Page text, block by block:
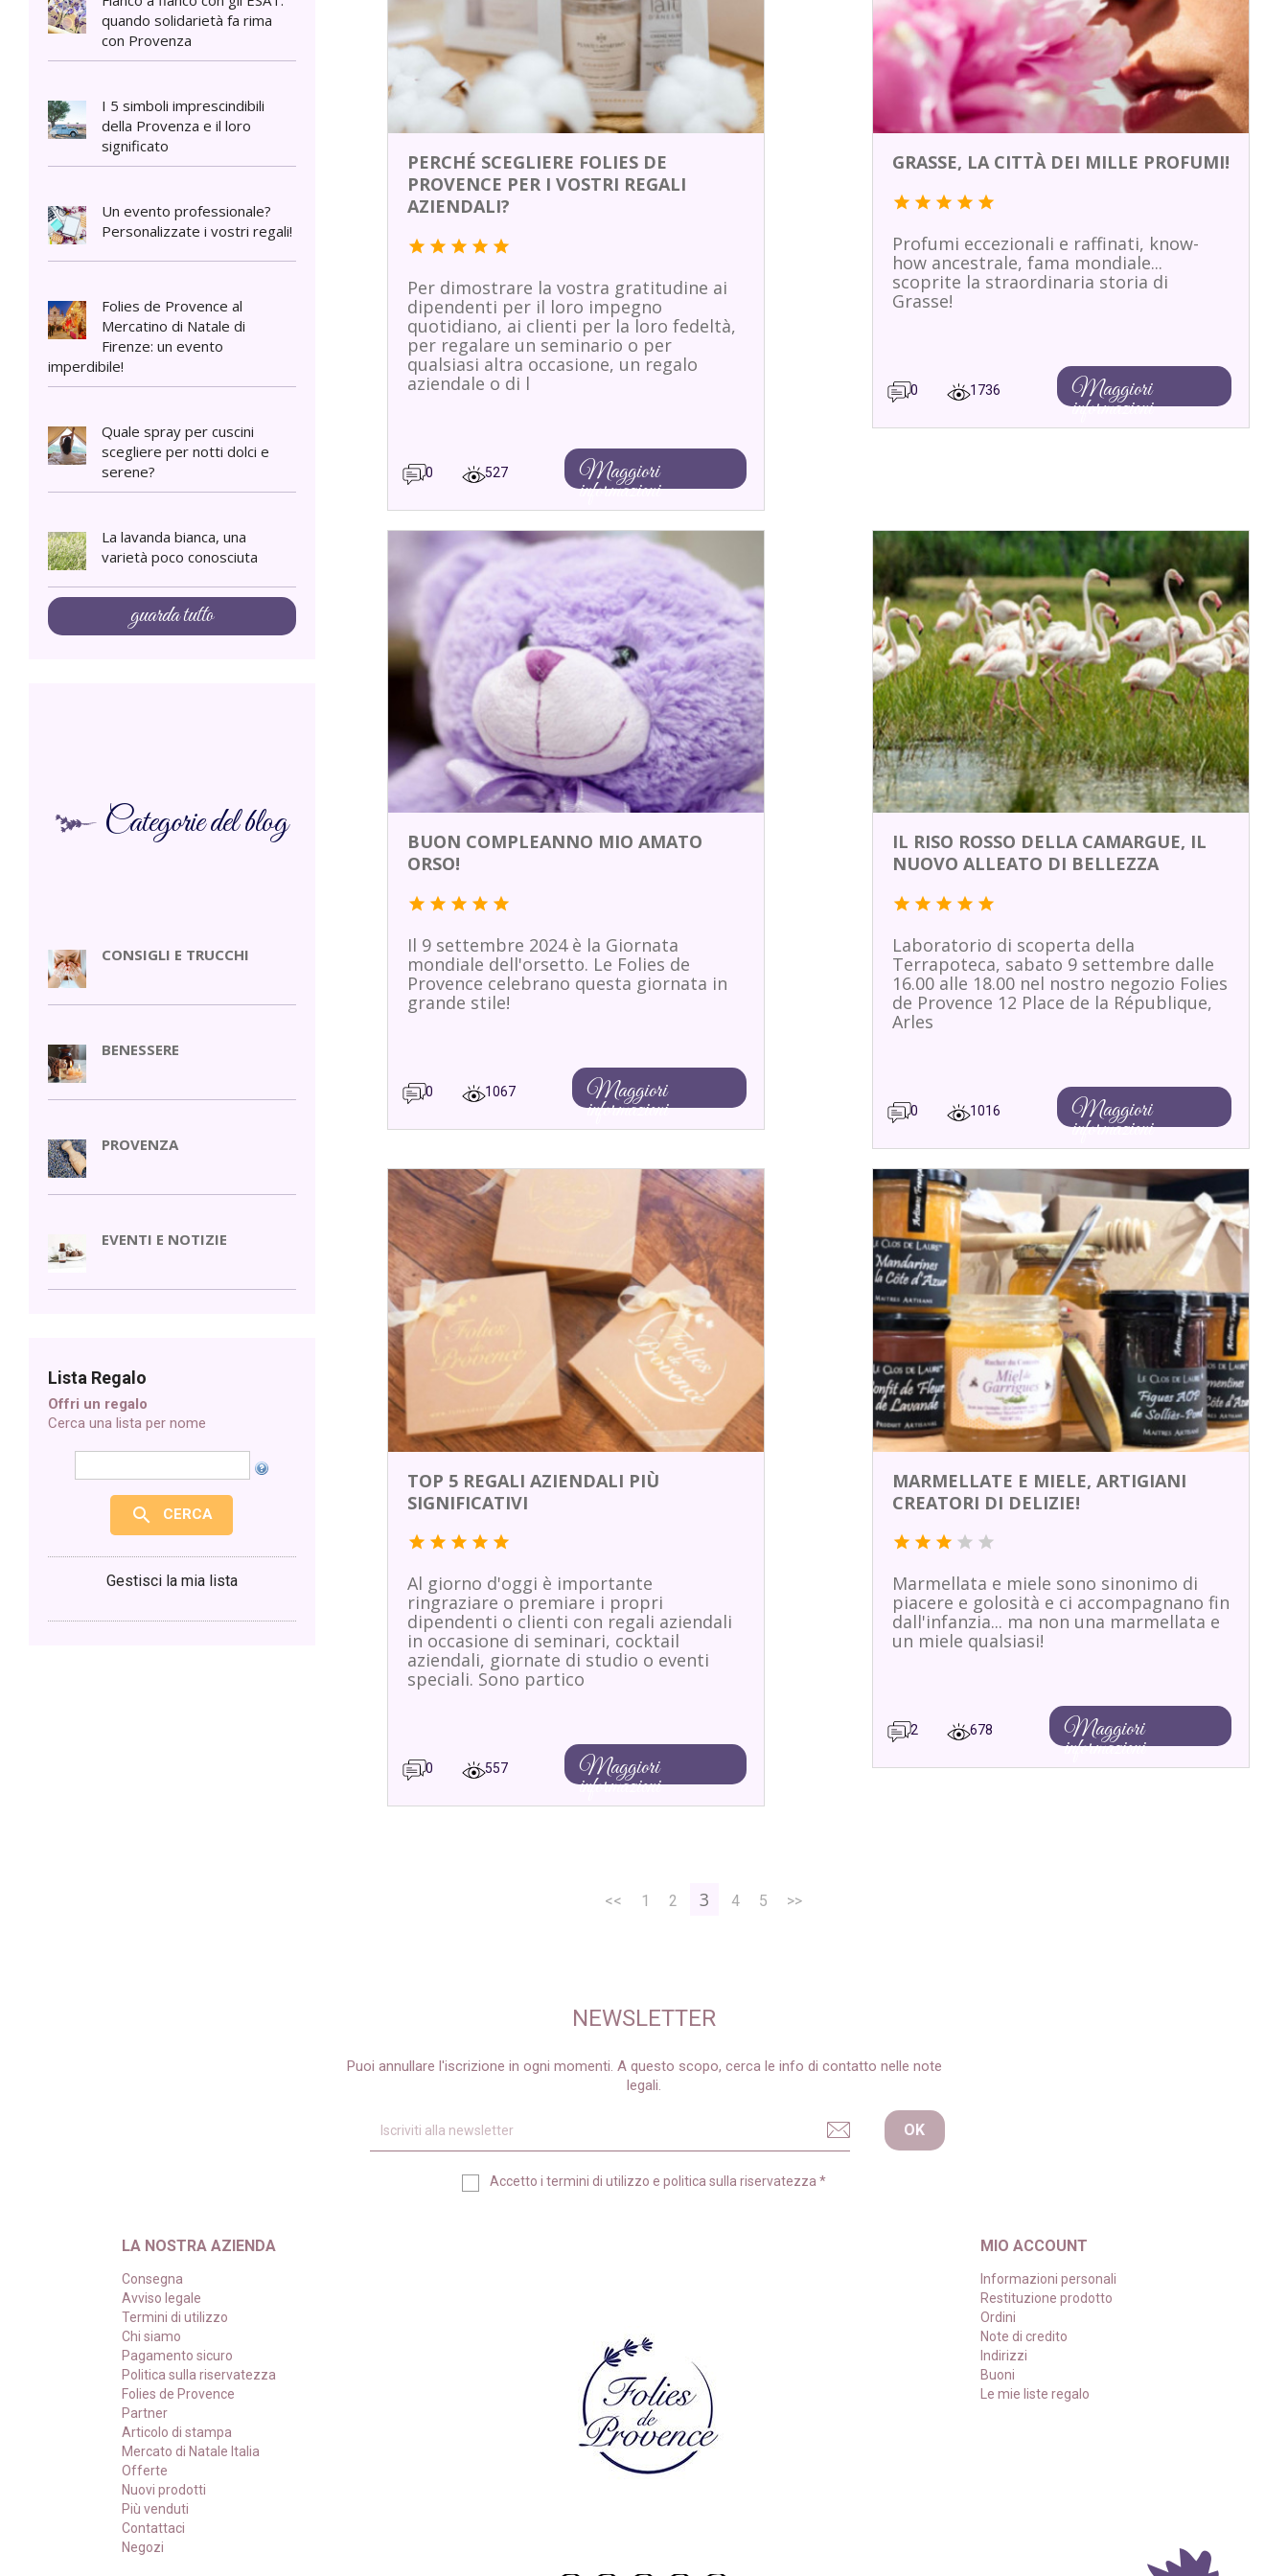
quando solidarietà fa rima
con Provenza
I 5 simboli imprescindibili
della Provenza e il loro
significato
Un evento professionale?
Personalizzate i vostri regali!
Folies de Provence al
Mercatino di Natale di
Firenze: un evento
imperdibile!
Quale spray per cuscini
scegliere per notti dolci e
serene?
La lavanda bianca, una
varietà poco conosciuta
guarda tutto
Categorie del blog
CONSIGLI E TRUCCHI
BENESSERE
PROVENZA
EVENTI E NOTIZIE
Lista Regalo
Offri un regalo
Cerca una lista per nome
search CERCA
Gestisci la mia lista
PERCHÉ SCEGLIERE FOLIES DE
PROVENCE PER I VOSTRI REGALI
AZIENDALI?
star star star star star
Per dimostrare la vostra gratitudine ai
dipendenti per il loro impegno
quotidiano, ai clienti per la loro fedeltà,
per regalare un seminario o per
qualsiasi altra occasione, un regalo
aziendale o di l
Maggiori
informazioni
0 527
GRASSE, LA CITTÀ DEI MILLE PROFUMI!
star star star star star
Profumi eccezionali e raffinati, know-
how ancestrale, fama mondiale...
scoprite la straordinaria storia di
Grasse!
Maggiori
informazioni
0 1736
BUON COMPLEANNO MIO AMATO
ORSO!
star star star star star
Il 9 settembre 2024 è la Giornata
mondiale dell'orsetto. Le Folies de
Provence celebrano questa giornata in
grande stile!
Maggiori
informazioni
0 1067
IL RISO ROSSO DELLA CAMARGUE, IL
NUOVO ALLEATO DI BELLEZZA
star star star star star
Laboratorio di scoperta della
Terrapoteca, sabato 9 settembre dalle
16.00 alle 18.00 nel nostro negozio Folies
de Provence 12 Place de la République,
Arles
Maggiori
informazioni
0 1016
TOP 5 REGALI AZIENDALI PIÙ
SIGNIFICATIVI
star star star star star
Al giorno d'oggi è importante
ringraziare o premiare i propri
dipendenti o clienti con regali aziendali
in occasione di seminari, cocktail
aziendali, giornate di studio o eventi
speciali. Sono partico
Maggiori
informazioni
0 557
MARMELLATE E MIELE, ARTIGIANI
CREATORI DI DELIZIE!
star star star star star
Marmellata e miele sono sinonimo di
piacere e golosità e ci accompagnano fin
dall'infanzia... ma non una marmellata e
un miele qualsiasi!
Maggiori
informazioni
2 678
<< 1 2 3 4 5 >>
NEWSLETTER
Puoi annullare l'iscrizione in ogni momenti. A questo scopo, cerca le info di contatto nelle note
legali.
Accetto i termini di utilizzo e politica sulla riservatezza *
LA NOSTRA AZIENDA
Consegna
Avviso legale
Termini di utilizzo
Chi siamo
Pagamento sicuro
Politica sulla riservatezza
Folies de Provence
Partner
Articolo di stampa
Mercato di Natale Italia
Offerte
Nuovi prodotti
Più venduti
Contattaci
Negozi
MIO ACCOUNT
Informazioni personali
Restituzione prodotto
Ordini
Note di credito
Indirizzi
Buoni
Le mie liste regalo